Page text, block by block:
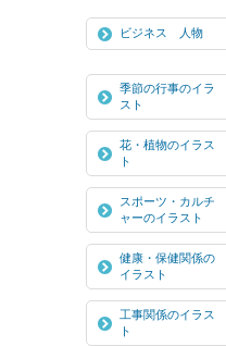
ビジネス 人物
季節の行事のイラ
スト
花・植物のイラス
ト
スポーツ・カルチ
ャーのイラスト
健康・保健関係の
イラスト
工事関係のイラス
ト